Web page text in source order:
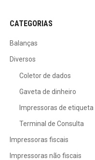
CATEGORIAS
Balanças
Diversos
Coletor de dados
Gaveta de dinheiro
Impressoras de etiqueta
Terminal de Consulta
Impressoras fiscais
Impressoras não fiscais